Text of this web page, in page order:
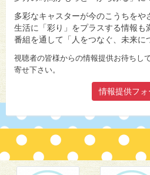
多彩なキャスターが今のこうちをや
生活に「彩り」をプラスする情報も
番組を通して「人をつなぐ、未来に
視聴者の皆様からの情報提供お待ちし
寄せ下さい。
情報提供フォ